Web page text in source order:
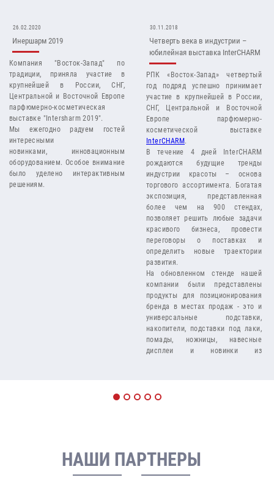
26.02.2020
Инершарм 2019
Компания "Восток-Запад" по
традиции, приняла участие в
крупнейшей в России, СНГ,
Центральной и Восточной Европе
парфюмерно-косметическая
выставке "Intersharm 2019".
Мы ежегодно радуем гостей
интересными
новинками, инновационным
оборудованием. Особое внимание
было уделено интерактивным
решениям.
30.11.2018
Четверть века в индустрии –
юбилейная выставка InterCHARM
РПК «Восток-Запад» четвертый
год подряд успешно принимает
участие в крупнейшей в России,
СНГ, Центральной и Восточной
Европе парфюмерно-
косметической выставке
InterCHARM.
В течение 4 дней InterCHARM
рождаются будущие тренды
индустрии красоты – основа
торгового ассортимента. Богатая
экспозиция, представленная
более чем на 900 стендах,
позволяет решить любые задачи
красивого бизнеса, провести
переговоры о поставках и
определить новые траектории
развития.
На обновленном стенде нашей
компании были представлены
продукты для позиционирования
бренда в местах продаж - это и
универсальные подставки,
накопители, подставки под лаки,
помады, ножницы, навесные
дисплеи и новинки из
НАШИ ПАРТНЕРЫ